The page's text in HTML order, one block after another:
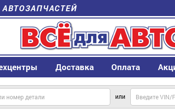
Доставка Оплата
или